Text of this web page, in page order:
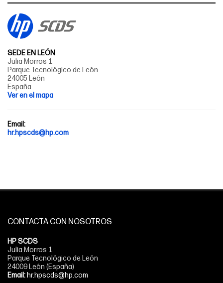
SEDE EN LEÓN
Julia Morros 1
Parque Tecnológico de León
24005 León
España
Ver en el mapa
Email:
hr.hpscds@hp.com
CONTACTA CON NOSOTROS
HP SCDS
Julia Morros 1
Parque Tecnológico de León
24009 León (España)
Email: hr.hpscds@hp.com